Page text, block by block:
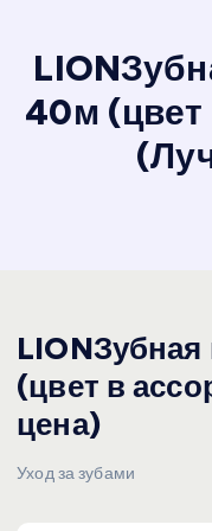
40м (цвет
(цвет в
цена)
Уход за зубами